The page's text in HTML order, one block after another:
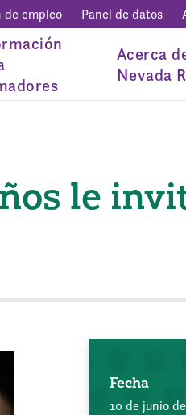
de empleo Panel de datos
Acerca
Nevada
le
Fecha
10 de junio